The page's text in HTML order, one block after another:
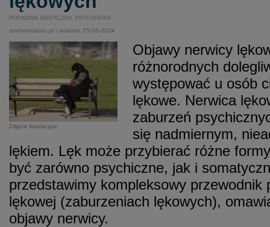
PORADNIK MEDYCZNY. PSYCHIATRA
zdrowemiasto.pl | dodane 25-06-2024
Zdjęcie ilustracyjne
Objawy nerwicy
różnorodnych
występować u osób
lękowe. Nerwica
zaburzeń
się nadmiernym,
lękiem. Lęk może przybierać różne
być zarówno psychiczne, jak i
przedstawimy kompleksowy przewodnik
lękowej (zaburzeniach lękowych),
objawy nerwicy.